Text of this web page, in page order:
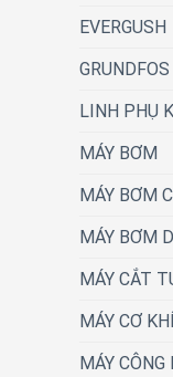
EVERGUSH
GRUNDFOS
LINH PHỤ
MÁY BƠM
MÁY BƠM
MÁY BƠM
MÁY CẮT
MÁY CƠ KHÍ
MÁY CÔNG